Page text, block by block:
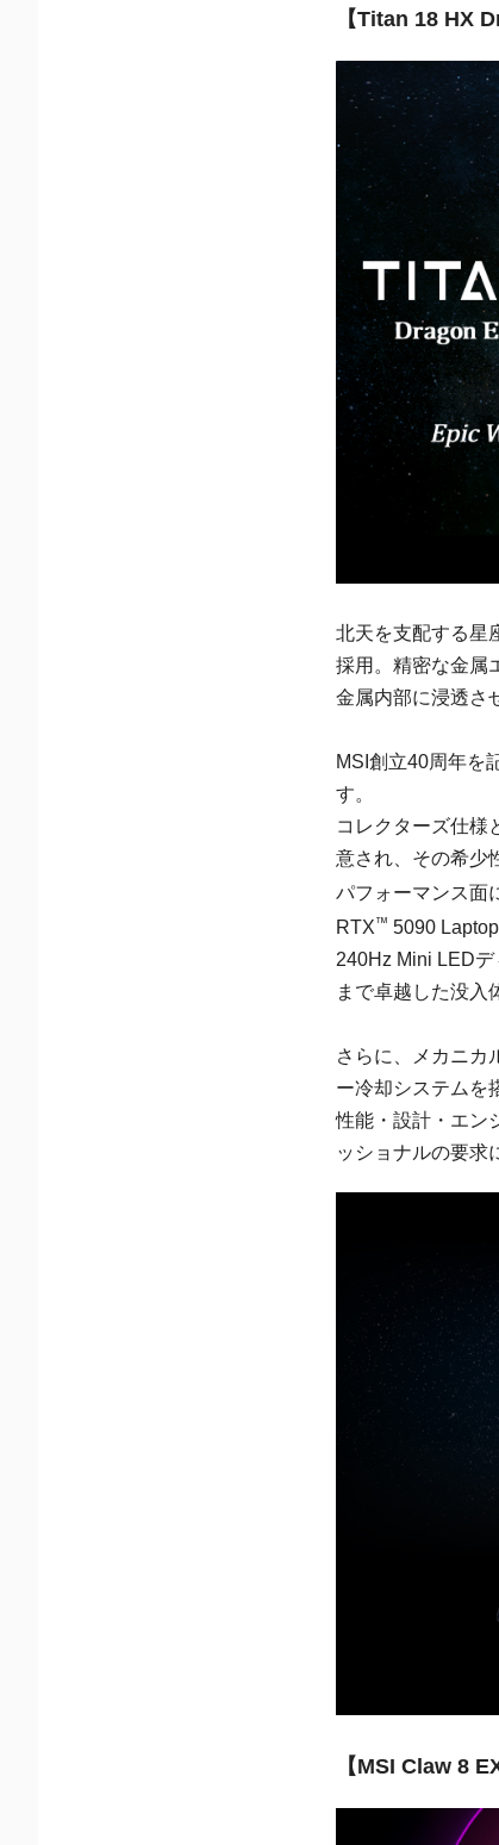
【Titan 18 HX
北天を支配する星
採用。精密な金属
金属内部に浸透さ
MSI創立40周年を
す。
コレクターズ仕様
意され、その希少
パフォーマンス面
RTX™ 5090
240Hz Mini LED
まで卓越した没入
さらに、メカニカ
ー冷却システムを
性能・設計・エン
ッショナルの要求
【MSI Claw 8